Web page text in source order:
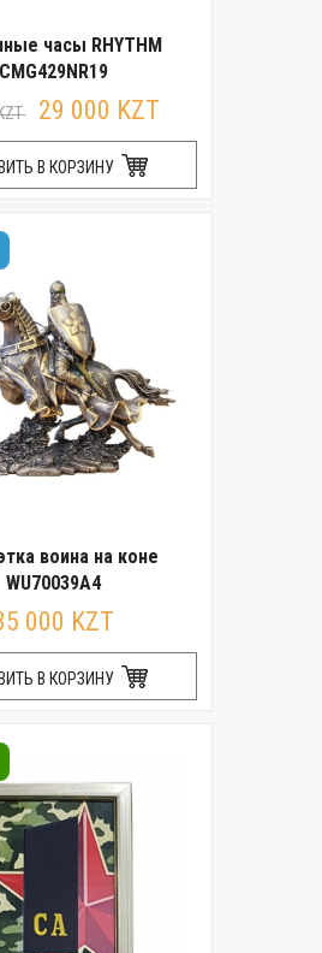
часы RHYTHM
CMG429NR19
29 000 KZT
В КОРЗИНУ
воина на коне
WU70039A4
000 KZT
В КОРЗИНУ